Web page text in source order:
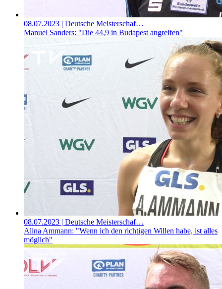
08.07.2023 | Deutsche Meisterschaf…
Manuel Sanders: "Die 44,9 in Budapest angreifen"
08.07.2023 | Deutsche Meisterschaf…
Alina Ammann: "Wenn ich den richtigen Willen habe, ist alles
möglich"